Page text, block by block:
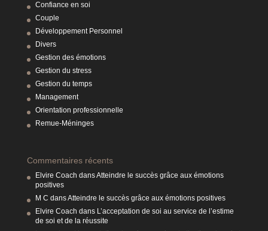
Confiance en soi
Couple
Développement Personnel
Divers
Gestion des émotions
Gestion du stress
Gestion du temps
Management
Orientation professionnelle
Remue-Méninges
Commentaires récents
Elvire Coach dansAtteindre le succès grâce aux émotions
positives
M C dansAtteindre le succès grâce aux émotions positives
Elvire Coach dans L’acceptation de soi au service de l’estime
de soi et de la réussite